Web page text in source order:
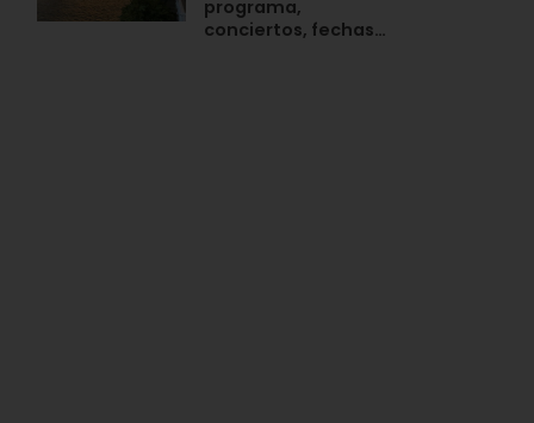
programa,
conciertos, fechas…